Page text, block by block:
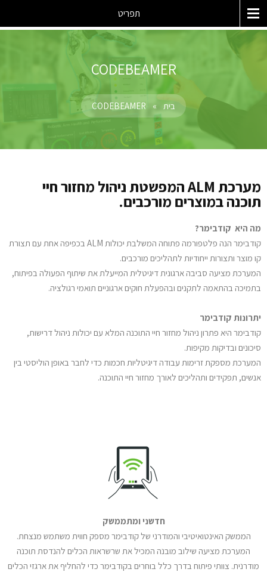
תפריט
CODEBEAMER
בית »
CODEBEAMER
מערכת ALM המפשטת ניהול מחזור חיי
תוכנה במוצרים מורכבים.
מה היא קודבימר?
קודבימר הנה פלטפורמה פתוחה המשלבת יכולות ALM בכפיפה אחת עם תצורת
קו מוצר ותצורות ייחודיות לתהליכים מורכבים.
המערכת מציעה סביבה ארגונית דיגיטלית המייעלת את שיתוף הפעולה בפיתוח,
בתמיכה בהתאמה לתקנים ובהפעלת חוקים ארגוניים תואמי רגולציה.
יתרונות קודבימר
קודבימר היא פתרון ניהול מחזור חיי התוכנה המלא עם יכולות ניהול דרישות,
סיכונים ובדיקות מקיפות.
המערכת מספקת זרימות עבודה דיגיטליות חכמות כדי לחבר באופן הוליסטי בין
אנשים, תפקידים ותהליכים לאורך מחזור חיי התוכנה.
חדשני ומתממשק
הממשק האינטואיטיבי והמודרני של קודבימר מספק חווית משתמש מנצחת.
המערכת מציעה שילוב מובנה המכיל את שרשראות הכלים להנדסת תוכנה
מודרנית. צוותי פיתוח בדרך כלל בוחרים בקודבימר כדי להחליף את ארגזי הכלים